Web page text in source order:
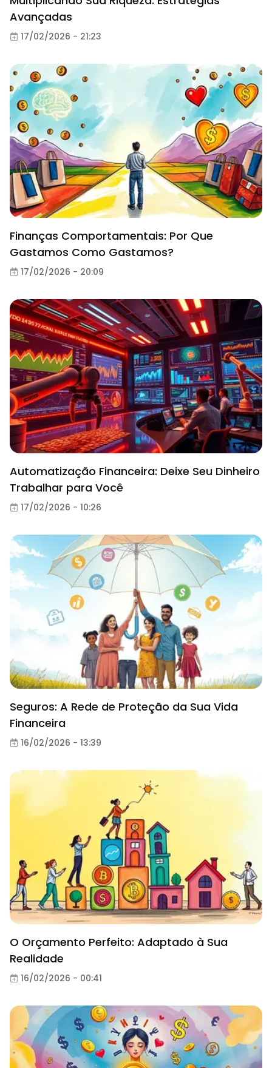
Avançadas
17/02/2026 - 21:23
Finanças Comportamentais: Por Que
Gastamos Como Gastamos?
17/02/2026 - 20:09
Automatização Financeira: Deixe Seu Dinheiro
Trabalhar para Você
17/02/2026 - 10:26
Seguros: A Rede de Proteção da Sua Vida
Financeira
16/02/2026 - 13:39
O Orçamento Perfeito: Adaptado à Sua
Realidade
16/02/2026 - 00:41